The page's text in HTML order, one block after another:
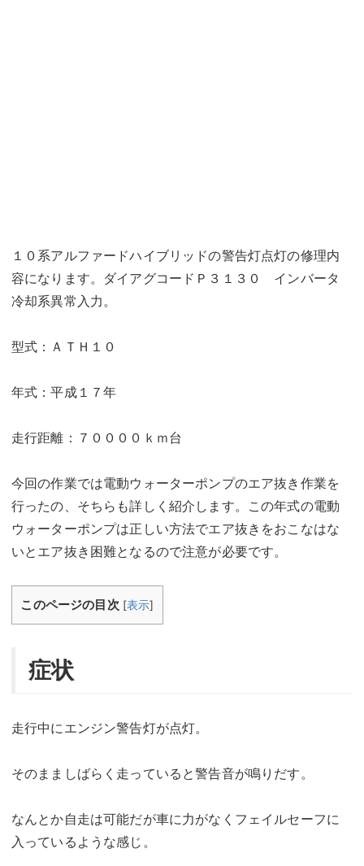
１０系アルファードハイブリッドの警告灯点灯の修理内
容になります。ダイアグコードＰ３１３０ インバータ
冷却系異常入力。
型式：ＡＴＨ１０
年式：平成１７年
走行距離：７００００ｋｍ台
今回の作業では電動ウォーターポンプのエア抜き作業を
行ったの、そちらも詳しく紹介します。この年式の電動
ウォーターポンプは正しい方法でエア抜きをおこなはな
いとエア抜き困難となるので注意が必要です。
このページの目次 [表示]
症状
走行中にエンジン警告灯が点灯。
そのまましばらく走っていると警告音が鳴りだす。
なんとか自走は可能だが車に力がなくフェイルセーフに
入っているような感じ。